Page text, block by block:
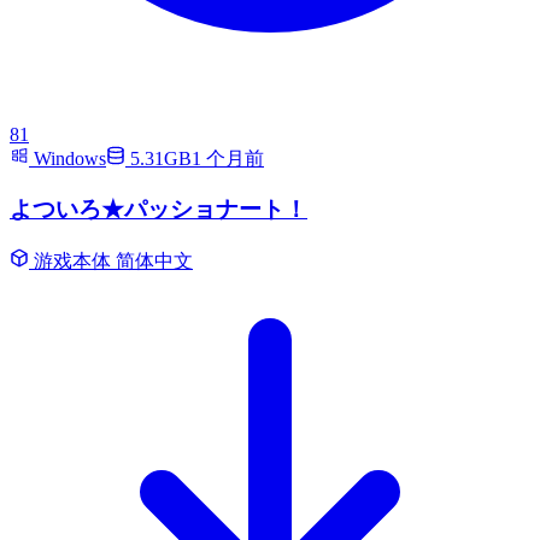
81
Windows
5.31GB1 个月前
よついろ★パッショナート！
游戏本体 简体中文